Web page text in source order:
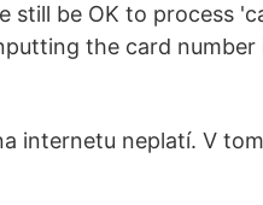
still be OK to process
the card
internetu neplatí. V